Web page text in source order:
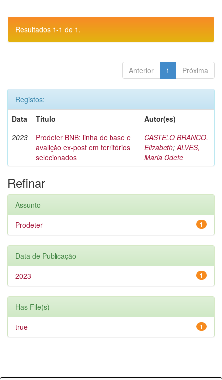
Resultados 1-1 de 1.
Anterior 1 Próxima
Registos:
Data
Título
Autor(es)
2023
Prodeter BNB: linha de base e
avalição ex-post em territórios
selecionados
CASTELO BRANCO,
Elizabeth;ALVES,
Maria Odete
Refinar
Assunto
1
Prodeter
Data de Publicação
1
2023
Has File(s)
1
true